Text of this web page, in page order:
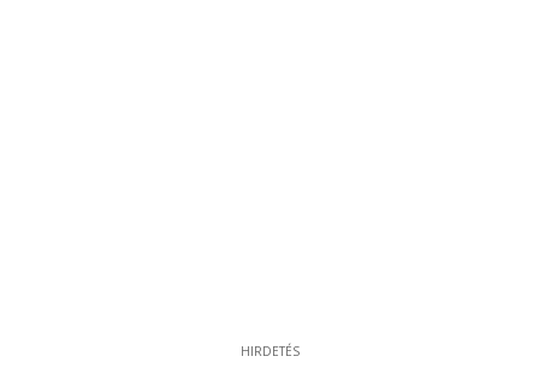
HIRDETÉS